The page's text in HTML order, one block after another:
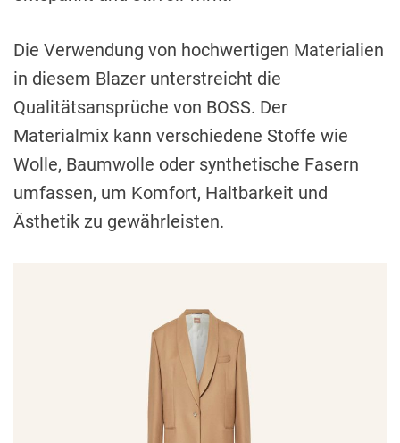
Die Verwendung von hochwertigen Materialien
in diesem Blazer unterstreicht die
Qualitätsansprüche von BOSS. Der
Materialmix kann verschiedene Stoffe wie
Wolle, Baumwolle oder synthetische Fasern
umfassen, um Komfort, Haltbarkeit und
Ästhetik zu gewährleisten.